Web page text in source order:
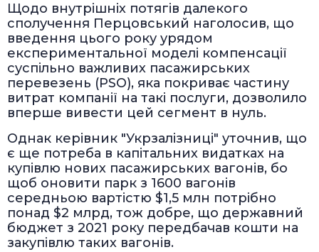
Щодо внутрішніх потягів далекого
сполучення Перцовський наголосив, що
введення цього року урядом
експериментальної моделі компенсації
суспільно важливих пасажирських
перевезень (PSO), яка покриває частину
витрат компанії на такі послуги, дозволило
вперше вивести цей сегмент в нуль.
Однак керівник "Укрзалізниці" уточнив, що
є ще потреба в капітальних видатках на
купівлю нових пасажирських вагонів, бо
щоб оновити парк з 1600 вагонів
середньою вартістю $1,5 млн потрібно
понад $2 млрд, тож добре, що державний
бюджет з 2021 року передбачав кошти на
закупівлю таких вагонів.